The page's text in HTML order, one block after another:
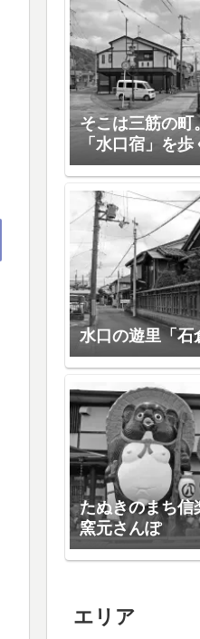
そこは三筋の町
「水口宿」を歩
水口の遊里「石
たぬきのまち信
窯元さんぽ
エリア